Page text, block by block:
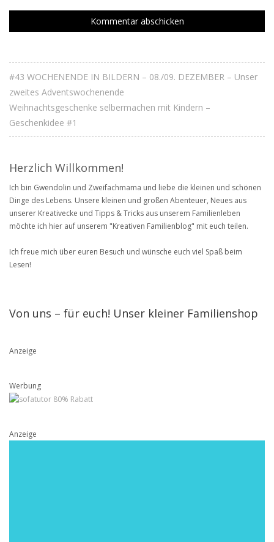
#43 WOCHENENDE IN BILDERN – 08./09. DEZEMBER – Unser
zweites Adventswochenende
Weihnachtsgeschenke selbermachen mit Kindern –
Geschenkidee #1
Herzlich Willkommen!
Ich bin Gwendolin und Zweifachmama und liebe die kleinen und schönen
Dinge des Lebens. Unsere kleinen und großen Abenteuer, Neues aus
unserer Kreativecke und Tipps & Tricks aus unserem Familienleben
möchte ich hier auf unserem "Kreativen Familienblog" mit euch teilen.
Ich freue mich über euren Besuch und wünsche euch viel Spaß beim
Lesen!
Von uns – für euch! Unser kleiner Familienshop
Anzeige
Werbung
Anzeige